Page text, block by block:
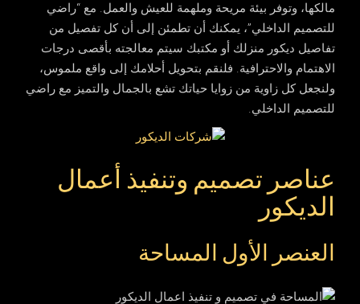
مالكها، وتوفر بيئة مريحة وملهمة للعيش والعمل. مع “راضي
للتصميم الداخلي”، يمكنك أن تطمئن إلى أن كل تفصيل من
تفاصيل ديكور منزلك أو مكتبك سيتم معالجته بأقصى درجات
الاهتمام والاحترافية. فلنقم بتحويل أحلامك إلى واقع ملموس،
ولنجعل كل زاوية من زوايا حياتك تشع بالجمال والتميز مع راضي
للتصميم الداخلي.
عناصر تصميم وتنفيذ أعمال
الديكور
العنصر الأول المساحة